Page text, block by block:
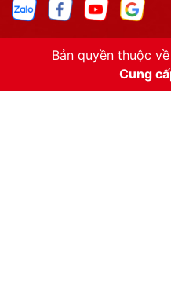
Bản quyền thuộc về
Cung